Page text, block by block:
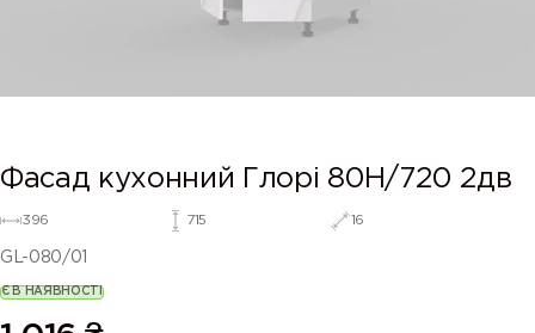
Фасад кухонний Глорі 80Н/720 2дв
396 715 16
GL-080/01
Є В НАЯВНОСТІ